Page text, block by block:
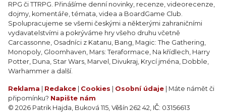
RPG či TTRPG. Přinášíme denní novinky, recenze, videorecenze,
dojmy, komentáře, témata, videa a BoardGame Club.
Spolupracujeme se všemi českými a některými zahraničními
vydavatelstvími a pokrýváme hry všeho druhu včetně
Carcassonne, Osadníci z Katanu, Bang, Magic: The Gathering,
Monopoly, Gloomhaven, Mars: Teraformace, Na křídlech, Harry
Potter, Duna, Star Wars, Marvel, Divukraj, Krycí jména, Dobble,
Warhammer a další.
Reklama Redakce Cookies Osobní údaje | Máte námět či
připomínku? Napište nám
© 2026 Patrik Hajda, Buková 115, Věšín 262 42, IČ: 03156613